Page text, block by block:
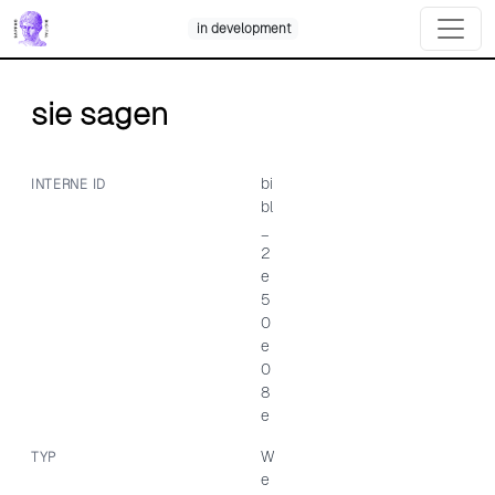
Skip
to
content
in development
sie sagen
INTERNE ID
bi
bl
2
e
5
0
e
0
8
e
TYP
W
e